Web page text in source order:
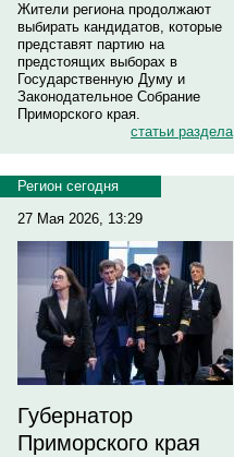
Жители региона продолжают
выбирать кандидатов, которые
представят партию на
предстоящих выборах в
Государственную Думу и
Законодательное Собрание
Приморского края.
статьи раздела
Регион сегодня
27 Мая 2026, 13:29
Губернатор
Приморского края